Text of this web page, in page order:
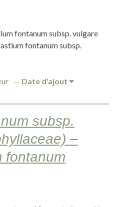
fontanum subsp. vulgare
fontanum subsp.
Date d'ajout
subsp.
–
fontanum